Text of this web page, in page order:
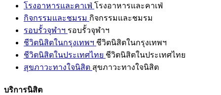
โรงอาหารและคาเฟ่ โรงอาหารและคาเฟ่
กิจกรรมและชมรม กิจกรรมและชมรม
รอบรั้วจุฬาฯ รอบรั้วจุฬาฯ
ชีวิตนิสิตในกรุงเทพฯ ชีวิตนิสิตในกรุงเทพฯ
ชีวิตนิสิตในประเทศไทย ชีวิตนิสิตในประเทศไทย
สุขภาวะทางใจนิสิต สุขภาวะทางใจนิสิต
บริการนิสิต